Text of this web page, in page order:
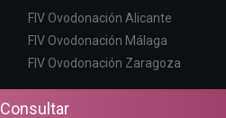
Consultar
FIV Ovodonación Alicante
FIV Ovodonación Málaga
FIV Ovodonación Zaragoza